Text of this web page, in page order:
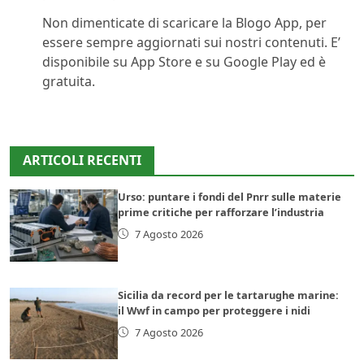
Non dimenticate di scaricare la Blogo App, per
essere sempre aggiornati sui nostri contenuti. E’
disponibile su App Store e su Google Play ed è
gratuita.
ARTICOLI RECENTI
Urso: puntare i fondi del Pnrr sulle materie
prime critiche per rafforzare l’industria
7 Agosto 2026
Sicilia da record per le tartarughe marine:
il Wwf in campo per proteggere i nidi
7 Agosto 2026